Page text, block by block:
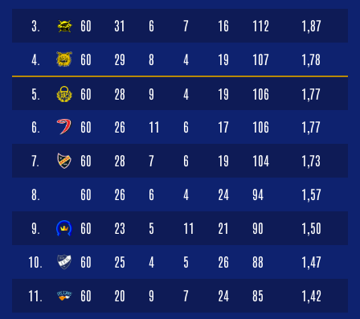
3. 60 31 6 7 16 112 1,87
4. 60 29 8 4 19 107 1,78
5. 60 28 9 4 19 106 1,77
6. 60 26 11 6 17 106 1,77
7. 60 28 7 6 19 104 1,73
8. 60 26 6 4 24 94 1,57
9. 60 23 5 11 21 90 1,50
10. 60 25 4 5 26 88 1,47
11. 60 20 9 7 24 85 1,42